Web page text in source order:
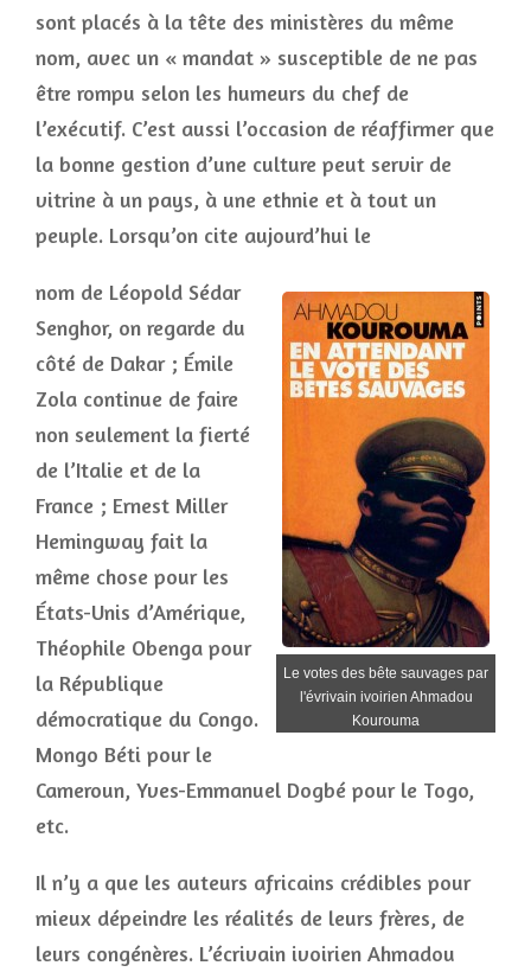
sont placés à la tête des ministères du même
nom, avec un « mandat » susceptible de ne pas
être rompu selon les humeurs du chef de
l’exécutif. C’est aussi l’occasion de réaffirmer que
la bonne gestion d’une culture peut servir de
vitrine à un pays, à une ethnie et à tout un
peuple. Lorsqu’on cite aujourd’hui le
Le votes des bête sauvages par
l'évrivain ivoirien Ahmadou
Kourouma
nom de Léopold Sédar
Senghor, on regarde du
côté de Dakar ; Émile
Zola continue de faire
non seulement la fierté
de l’Italie et de la
France ; Ernest Miller
Hemingway fait la
même chose pour les
États-Unis d’Amérique,
Théophile Obenga pour
la République
démocratique du Congo.
Mongo Béti pour le
Cameroun, Yves-Emmanuel Dogbé pour le Togo,
etc.
Il n’y a que les auteurs africains crédibles pour
mieux dépeindre les réalités de leurs frères, de
leurs congénères. L’écrivain ivoirien Ahmadou